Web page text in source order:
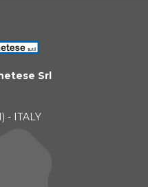
Srl
- ITALY